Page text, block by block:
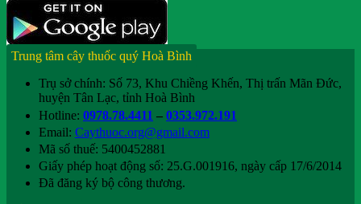
Trung tâm cây thuốc quý Hoà Bình
Trụ sở chính: Số 73, Khu Chiềng Khến, Thị trấn Mãn Đức,
huyện Tân Lạc, tỉnh Hoà Bình
Hotline: 0978.78.4411 – 0353.972.191
Email: Caythuoc.org@gmail.com
Mã số thuế: 5400452881
Giấy phép hoạt động số: 25.G.001916, ngày cấp 17/6/2014
Đã đăng ký bộ công thương.